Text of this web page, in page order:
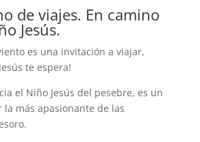
de viajes. En camino
Jesús.
es una invitación a viajar,
te espera!
el Niño Jesús del pesebre, es un
la más apasionante de las